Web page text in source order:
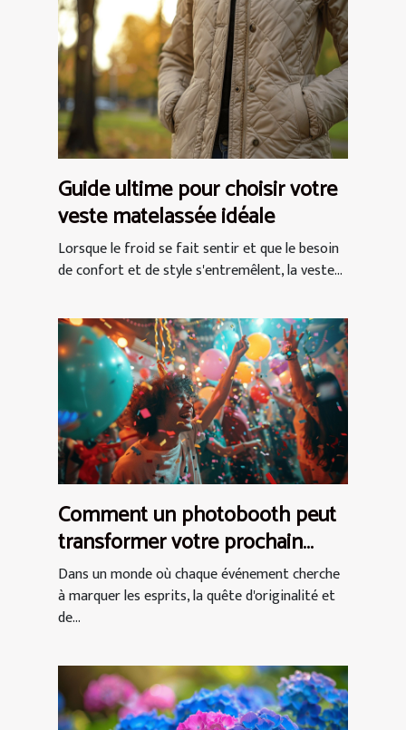
Guide ultime pour choisir votre
veste matelassée idéale
Lorsque le froid se fait sentir et que le besoin
de confort et de style s'entremêlent, la veste...
Comment un photobooth peut
transformer votre prochain
événement en expérience
inoubliable
Dans un monde où chaque événement cherche
à marquer les esprits, la quête d'originalité et
de...